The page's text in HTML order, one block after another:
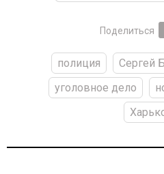
Поделиться
полиция Сергей
уголовное дело